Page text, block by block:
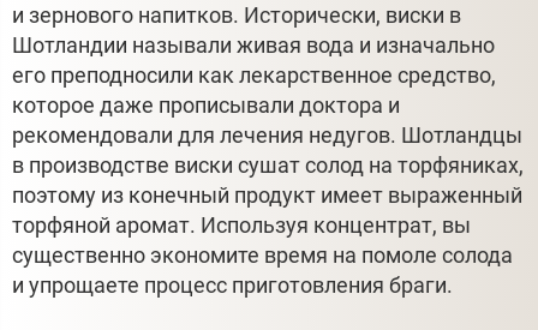
и зернового напитков. Исторически, виски в
Шотландии называли живая вода и изначально
его преподносили как лекарственное средство,
которое даже прописывали доктора и
рекомендовали для лечения недугов. Шотландцы
в производстве виски сушат солод на торфяниках,
поэтому из конечный продукт имеет выраженный
торфяной аромат. Используя концентрат, вы
существенно экономите время на помоле солода
и упрощаете процесс приготовления браги.